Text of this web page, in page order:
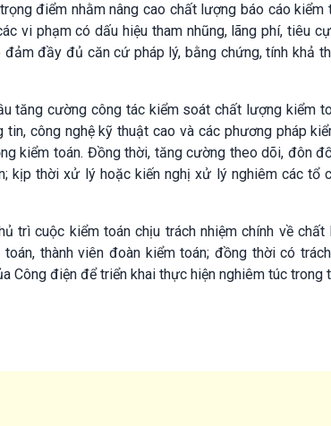
điểm nhằm nâng cao chất lượng báo cáo kiểm
vi phạm có dấu hiệu tham nhũng, lãng phí, tiêu
đầy đủ căn cứ pháp lý, bằng chứng, tính khả
tăng cường công tác kiểm soát chất lượng kiểm
công nghệ kỹ thuật cao và các phương pháp
kiểm toán. Đồng thời, tăng cường theo dõi, đôn
kịp thời xử lý hoặc kiến nghị xử lý nghiêm các tổ
trì cuộc kiểm toán chịu trách nhiệm chính về
thành viên đoàn kiểm toán; đồng thời có
Công điện để triển khai thực hiện nghiêm túc trong